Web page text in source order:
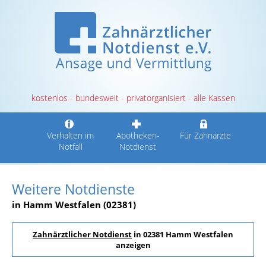
kostenlos - bundesweit - privatorganisiert - alle Kassen
Verhalten im
Notfall
Apotheken-
Notdienst
Für Zahnärzte
Weitere Notdienste
in Hamm Westfalen (02381)
Zahnärztlicher Notdienst in 02381 Hamm Westfalen
anzeigen